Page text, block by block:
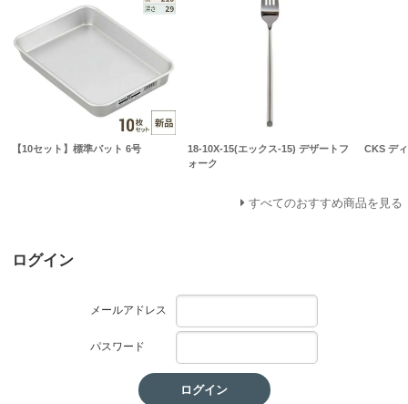
【10セット】標準バット 6号
18-10X-15(エックス-15) デザートフ
ォーク
CKS デ
すべてのおすすめ商品を見る
ログイン
メールアドレス
パスワード
ログイン